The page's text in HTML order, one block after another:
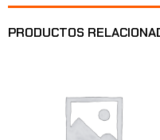
PRODUCTOS